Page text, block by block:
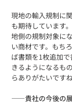
現地の輸入規制に
も期待しています
地側の規制対象に
い商材です。もち
ば書類を1枚追加
きるようになるも
らありがたいですね
——貴社の今後の